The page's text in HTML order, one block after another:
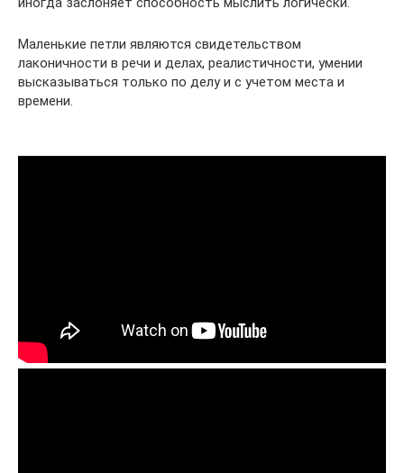
Маленькие петли являются свидетельством
лаконичности в речи и делах, реалистичности, умении
высказываться только по делу и с учетом места и
времени.